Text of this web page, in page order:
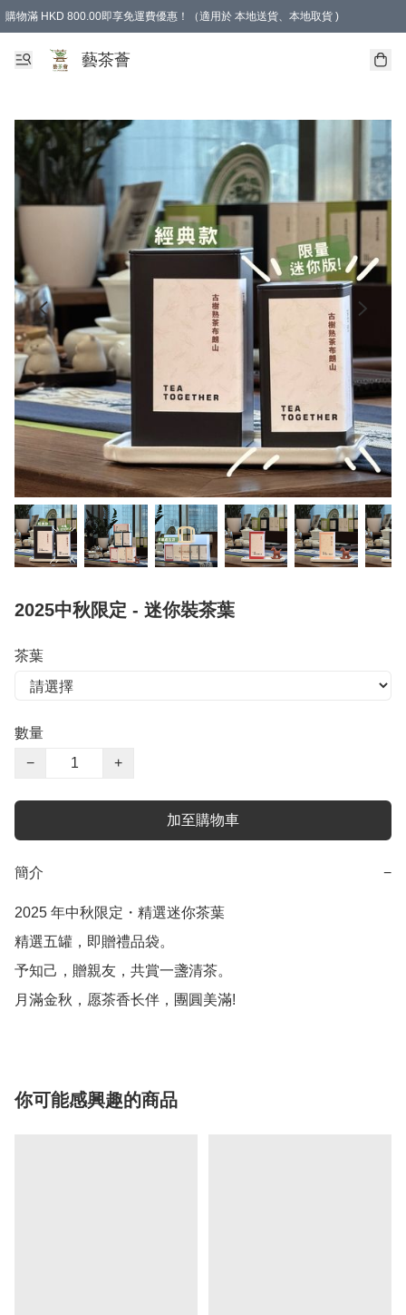
購物滿 HKD 800.00即享免運費優惠！（適用於 本地送貨、本地取貨 )
藝茶薈
2025中秋限定 - 迷你裝茶葉
茶葉
數量
−
+
加至購物車
簡介 −
2025 年中秋限定・精選迷你茶葉
精選五罐，即贈禮品袋。
予知己，贈親友，共賞一盞清茶。
月滿金秋，愿茶香长伴，團圓美滿!
你可能感興趣的商品